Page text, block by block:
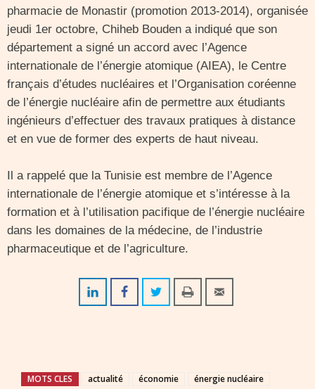
pharmacie de Monastir (promotion 2013-2014), organisée
jeudi 1er octobre, Chiheb Bouden a indiqué que son
département a signé un accord avec l’Agence
internationale de l’énergie atomique (AIEA), le Centre
français d’études nucléaires et l’Organisation coréenne
de l’énergie nucléaire afin de permettre aux étudiants
ingénieurs d’effectuer des travaux pratiques à distance
et en vue de former des experts de haut niveau.
Il a rappelé que la Tunisie est membre de l’Agence
internationale de l’énergie atomique et s’intéresse à la
formation et à l’utilisation pacifique de l’énergie nucléaire
dans les domaines de la médecine, de l’industrie
pharmaceutique et de l’agriculture.
MOTS CLES actualité économie
énergie nucléaire